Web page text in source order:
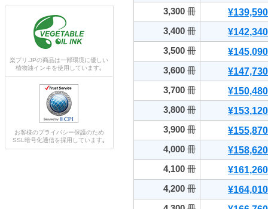
楽プリ.JPの商品は一部環境に優しい
植物油インキを使用しています｡
お客様のプライバシー保護のため
SSL暗号化通信を採用しています｡
3,300 冊
¥139,590
3,400 冊
¥142,340
3,500 冊
¥145,090
3,600 冊
¥147,730
3,700 冊
¥150,480
3,800 冊
¥153,120
3,900 冊
¥155,870
4,000 冊
¥158,620
4,100 冊
¥161,260
4,200 冊
¥164,010